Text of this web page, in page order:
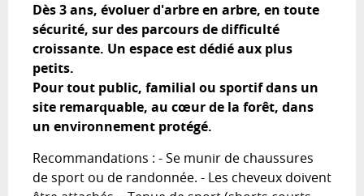
Dès 3 ans, évoluer d'arbre en arbre, en toute
sécurité, sur des parcours de difficulté
croissante. Un espace est dédié aux plus
petits.
Pour tout public, familial ou sportif dans un
site remarquable, au cœur de la forêt, dans
un environnement protégé.
Recommandations : - Se munir de chaussures
de sport ou de randonnée. - Les cheveux doivent